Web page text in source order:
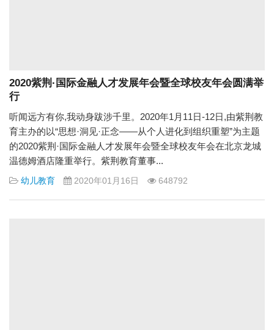
2020紫荆·国际金融人才发展年会暨全球校友年会圆满举
行
听闻远方有你,我动身跋涉千里。2020年1月11日-12日,由紫荆教
育主办的以“思想·洞见·正念——从个人进化到组织重塑”为主题
的2020紫荆·国际金融人才发展年会暨全球校友年会在北京龙城
温德姆酒店隆重举行。紫荆教育董事...
幼儿教育 2020年01月16日 648792